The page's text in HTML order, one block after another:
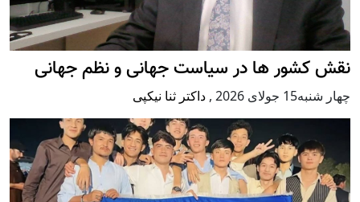
نقش کشور ها در سیاست جهانی و نظم جهانی
چهار شنبه15 جولای 2026 , داکتر ثنا نیکپی